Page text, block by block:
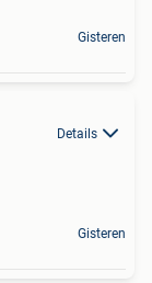
Gisteren
Details
Gisteren